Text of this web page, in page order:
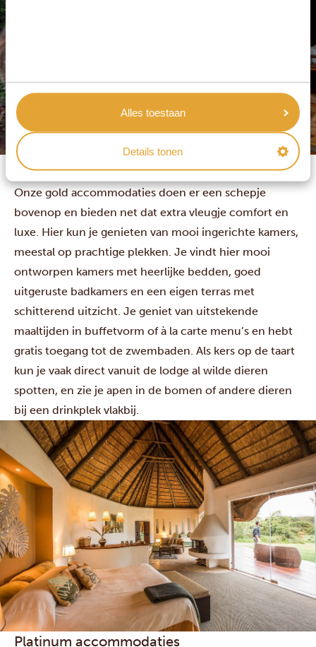
Alles toestaan
Details tonen
Gold accommodaties
Onze gold accommodaties doen er een schepje
bovenop en bieden net dat extra vleugje comfort en
luxe. Hier kun je genieten van mooi ingerichte kamers,
meestal op prachtige plekken. Je vindt hier mooi
ontworpen kamers met heerlijke bedden, goed
uitgeruste badkamers en een eigen terras met
schitterend uitzicht. Je geniet van uitstekende
maaltijden in buffetvorm of à la carte menu’s en hebt
gratis toegang tot de zwembaden. Als kers op de taart
kun je vaak direct vanuit de lodge al wilde dieren
spotten, en zie je apen in de bomen of andere dieren
bij een drinkplek vlakbij.
Platinum accommodaties